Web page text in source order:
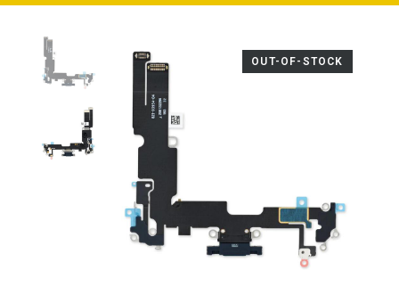
OUT-OF-STOCK